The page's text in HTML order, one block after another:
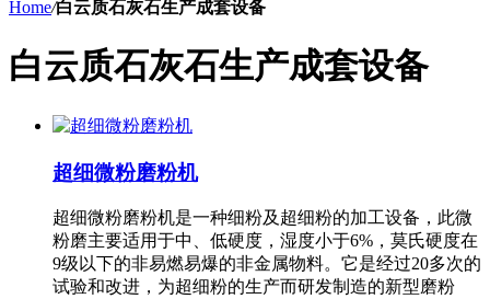
Home/白云质石灰石生产成套设备
白云质石灰石生产成套设备
超细微粉磨粉机
超细微粉磨粉机是一种细粉及超细粉的加工设备，此微
粉磨主要适用于中、低硬度，湿度小于6%，莫氏硬度在
9级以下的非易燃易爆的非金属物料。它是经过20多次的
试验和改进，为超细粉的生产而研发制造的新型磨粉